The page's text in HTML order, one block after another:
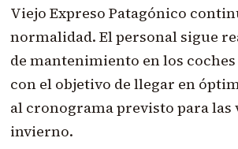
Viejo Expreso Patagónico
normalidad. El personal sigue
de mantenimiento en los coches
con el objetivo de llegar en
al cronograma previsto para las
invierno.